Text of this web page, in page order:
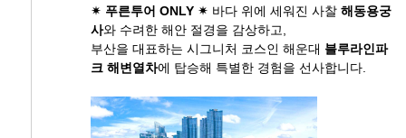
✴ 푸른투어 ONLY ✴ 바다 위에 세워진 사찰 해동용궁
사와 수려한 해안 절경을 감상하고,
부산을 대표하는 시그니처 코스인 해운대 블루라인파
크 해변열차에 탑승해 특별한 경험을 선사합니다.